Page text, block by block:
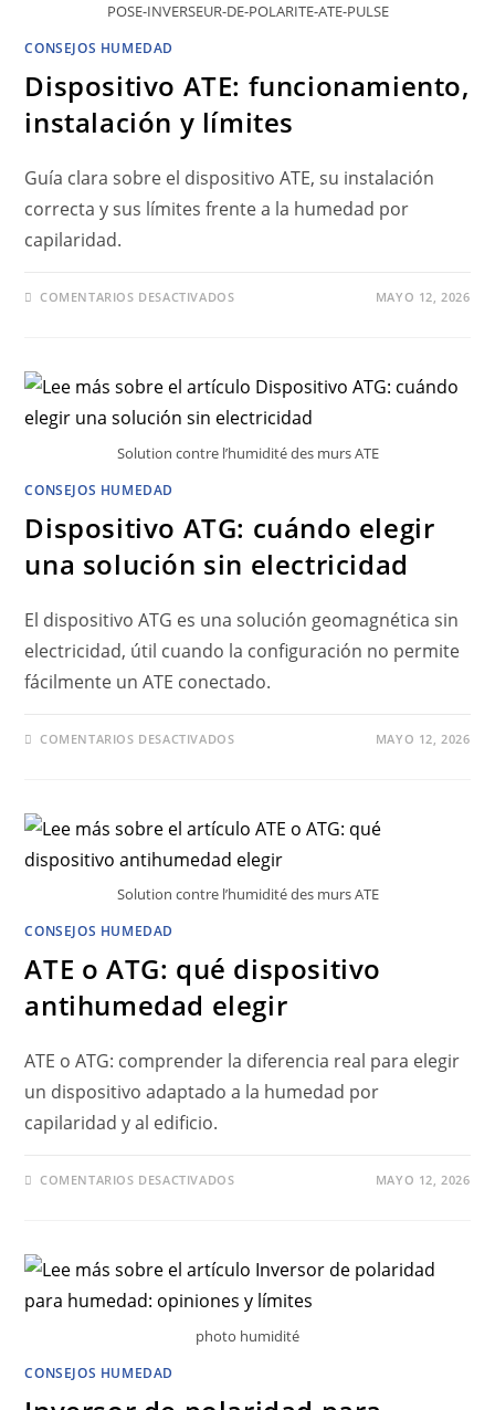
POSE-INVERSEUR-DE-POLARITE-ATE-PULSE
CONSEJOS HUMEDAD
Dispositivo ATE: funcionamiento,
instalación y límites
Guía clara sobre el dispositivo ATE, su instalación
correcta y sus límites frente a la humedad por
capilaridad.
COMENTARIOS DESACTIVADOS MAYO 12, 2026
Solution contre l’humidité des murs ATE
CONSEJOS HUMEDAD
Dispositivo ATG: cuándo elegir
una solución sin electricidad
El dispositivo ATG es una solución geomagnética sin
electricidad, útil cuando la configuración no permite
fácilmente un ATE conectado.
COMENTARIOS DESACTIVADOS MAYO 12, 2026
Solution contre l’humidité des murs ATE
CONSEJOS HUMEDAD
ATE o ATG: qué dispositivo
antihumedad elegir
ATE o ATG: comprender la diferencia real para elegir
un dispositivo adaptado a la humedad por
capilaridad y al edificio.
COMENTARIOS DESACTIVADOS MAYO 12, 2026
photo humidité
CONSEJOS HUMEDAD